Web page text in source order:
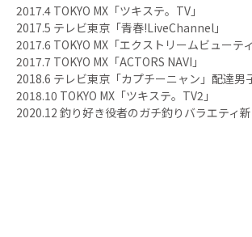
2017.4 TOKYO MX「ツキステ。TV」
2017.5 テレビ東京「青春!LiveChannel」
2017.6 TOKYO MX「エクストリームビューティ
2017.7 TOKYO MX「ACTORS NAVI」
2018.6 テレビ東京「カプチーニャン」配達男
2018.10 TOKYO MX「ツキステ。TV2」
2020.12 釣り好き役者のガチ釣りバラエティ